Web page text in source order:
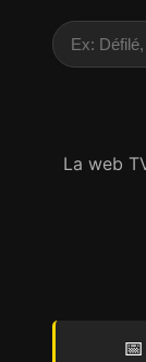
La web
📅